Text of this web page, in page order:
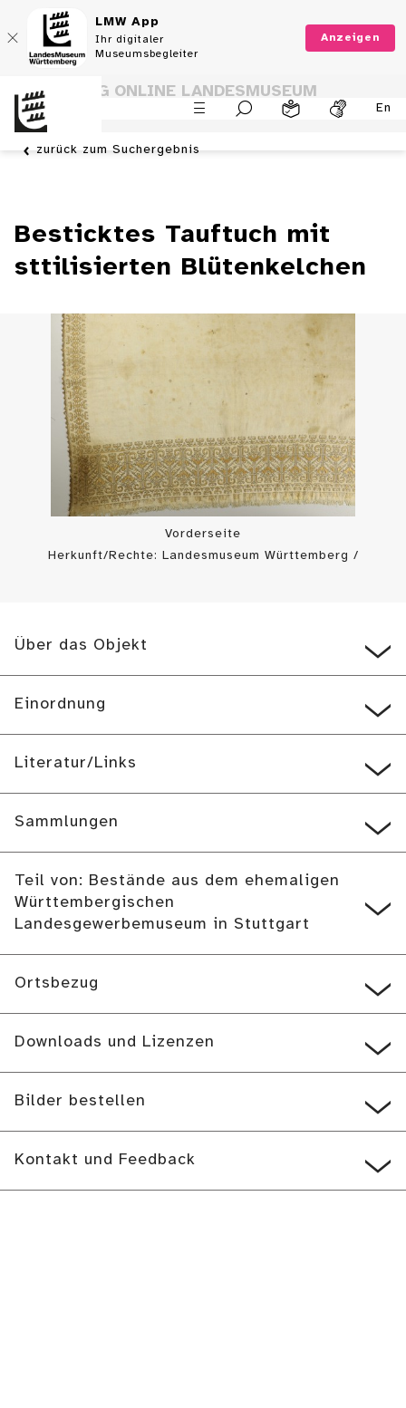
LMW App
Ihr digitaler
Museumsbegleiter
Anzeigen
En
SAMMLUNG ONLINE LANDESMUSEUM
WÜRTTEMBERG
zurück zum Suchergebnis
Besticktes Tauftuch mit
sttilisierten Blütenkelchen
Vorderseite
Herkunft/Rechte: Landesmuseum Württemberg /
Über das Objekt
Einordnung
Literatur/Links
Sammlungen
Teil von: Bestände aus dem ehemaligen
Württembergischen
Landesgewerbemuseum in Stuttgart
Ortsbezug
Downloads und Lizenzen
Bilder bestellen
Kontakt und Feedback